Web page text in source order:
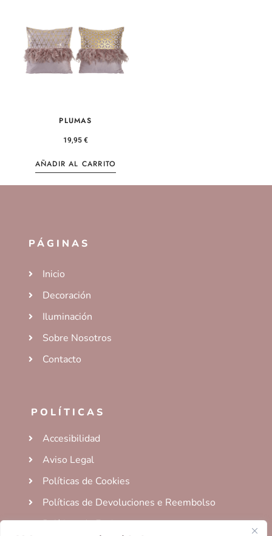
PLUMAS
19,95€
AÑADIR AL CARRITO
PÁGINAS
Inicio
Decoración
Iluminación
Sobre Nosotros
Contacto
POLÍTICAS
Accesibilidad
Aviso Legal
Políticas de Cookies
Políticas de Devoluciones e Reembolso
Políticas de Envio